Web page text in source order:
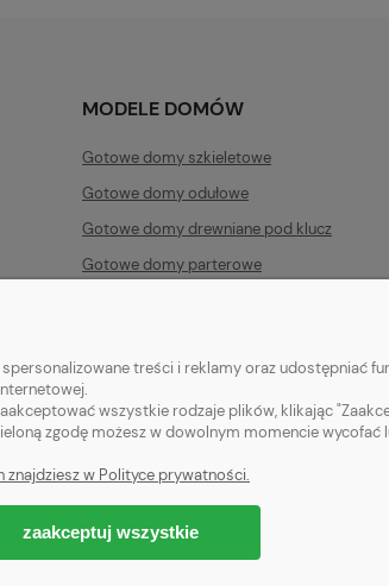
MODELE DOMÓW
Gotowe domy szkieletowe
Gotowe domy odułowe
Gotowe domy drewniane pod klucz
Gotowe domy parterowe
treści i reklamy oraz udostępniać
wszystkie rodzaje plików, klikając
zgodę możesz w dowolnym momencie
znajdziesz w Polityce prywatności.
zaakceptuj wszystkie